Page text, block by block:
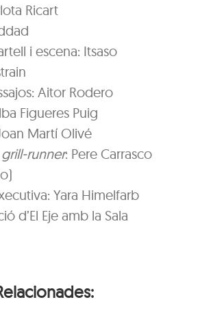
Ricart
i escena: Itsaso
Aitor Rodero
Figueres Puig
Martí Olivé
grill-runner: Pere Carrasco
Yara Himelfarb
d’El Eje amb la Sala